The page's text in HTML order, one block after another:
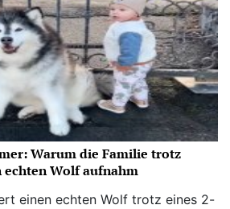
Warum die Familie trotz
Wolf aufnahm
einen echten Wolf trotz eines 2-